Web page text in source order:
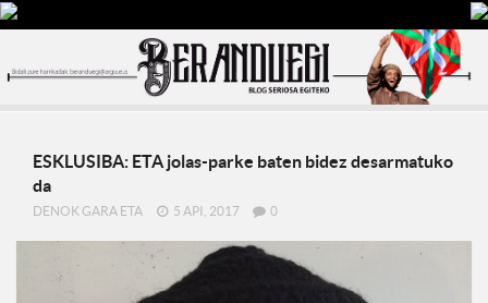
ESKLUSIBA: ETA jolas-parke baten bidez desarmatuko
da
DENOK GARA ETA 5 API, 2017 0